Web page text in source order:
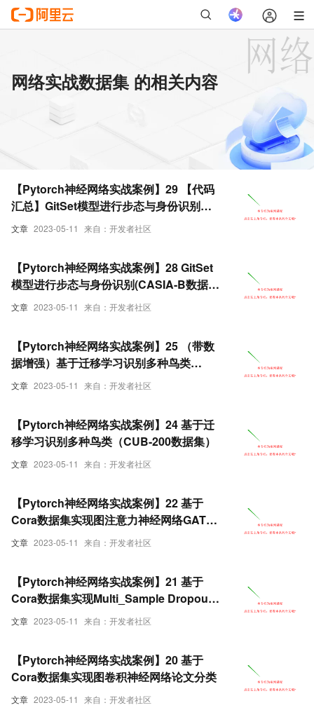
网络实战数据集 的相关内容
文章 2023-05-11 来自：开发者社区
【Pytorch神经网络实战案例】29 【代码
汇总】GitSet模型进行步态与身份识别
(CASIA-B数据集)
文章 2023-05-11 来自：开发者社区
【Pytorch神经网络实战案例】28 GitSet
模型进行步态与身份识别(CASIA-B数据
集)
文章 2023-05-11 来自：开发者社区
【Pytorch神经网络实战案例】25 （带数
据增强）基于迁移学习识别多种鸟类
（CUB-200数据集）
文章 2023-05-11 来自：开发者社区
【Pytorch神经网络实战案例】24 基于迁
移学习识别多种鸟类（CUB-200数据集）
文章 2023-05-11 来自：开发者社区
【Pytorch神经网络实战案例】22 基于
Cora数据集实现图注意力神经网络GAT的
论文分类
文章 2023-05-11 来自：开发者社区
【Pytorch神经网络实战案例】21 基于
Cora数据集实现Multi_Sample Dropout
图卷积网络模型的论文分类
文章 2023-05-11 来自：开发者社区
【Pytorch神经网络实战案例】20 基于
Cora数据集实现图卷积神经网络论文分类